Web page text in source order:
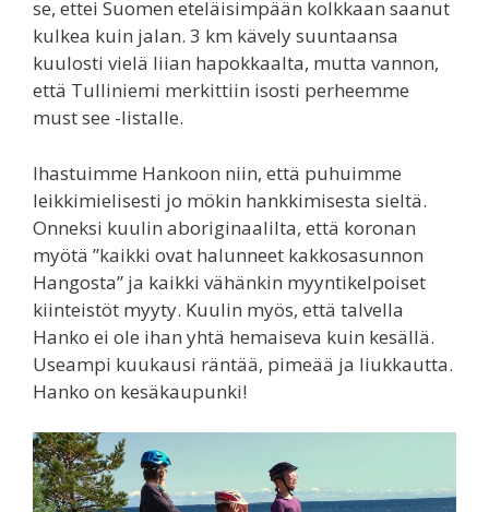
se, ettei Suomen eteläisimpään kolkkaan saanut
kulkea kuin jalan. 3 km kävely suuntaansa
kuulosti vielä liian hapokkaalta, mutta vannon,
että Tulliniemi merkittiin isosti perheemme
must see -listalle.
Ihastuimme Hankoon niin, että puhuimme
leikkimielisesti jo mökin hankkimisesta sieltä.
Onneksi kuulin aboriginaalilta, että koronan
myötä ”kaikki ovat halunneet kakkosasunnon
Hangosta” ja kaikki vähänkin myyntikelpoiset
kiinteistöt myyty. Kuulin myös, että talvella
Hanko ei ole ihan yhtä hemaiseva kuin kesällä.
Useampi kuukausi räntää, pimeää ja liukkautta.
Hanko on kesäkaupunki!